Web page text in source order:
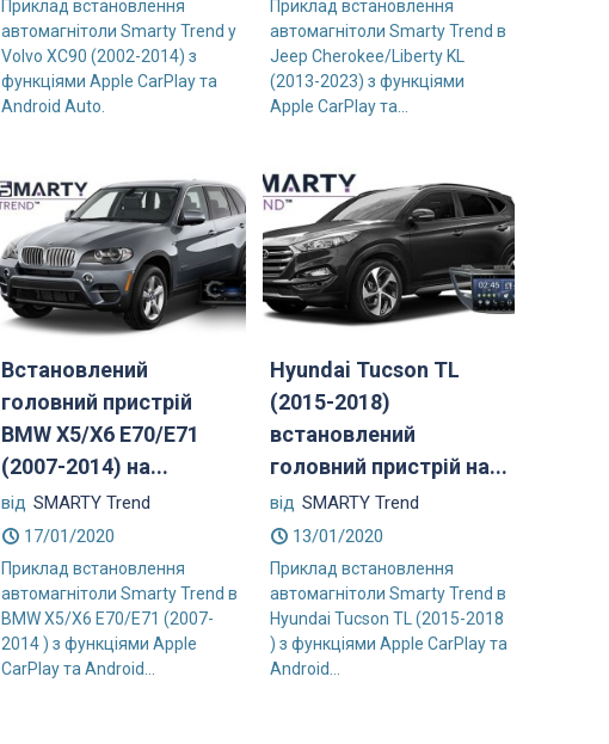
Приклад встановлення
автомагнітоли Smarty Trend у
Volvo XC90 (2002-2014) з
функціями Apple CarPlay та
Android Auto.
Приклад встановлення
автомагнітоли Smarty Trend в
Jeep Cherokee/Liberty KL
(2013-2023) з функціями
Apple CarPlay та...
Встановлений
головний пристрій
BMW X5/X6 E70/E71
(2007-2014) на...
від SMARTY Trend
17/01/2020
Приклад встановлення
автомагнітоли Smarty Trend в
BMW X5/X6 E70/E71 (2007-
2014 ) з функціями Apple
CarPlay та Android...
Hyundai Tucson TL
(2015-2018)
встановлений
головний пристрій на...
від SMARTY Trend
13/01/2020
Приклад встановлення
автомагнітоли Smarty Trend в
Hyundai Tucson TL (2015-2018
) з функціями Apple CarPlay та
Android...